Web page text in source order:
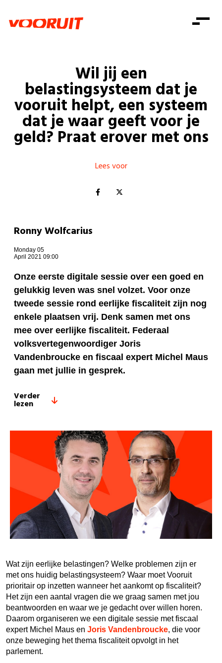
Zorg
Gelijke kansen
Welzijn
Consumentenbescherming
Pensioenen
Onze mensen
Standpunten
Vacatures
Doe mee
Doe mee
Word lid
Mis niets
Shop
Zoeken
Login
Login
Doe mee
Wil jij een
belastingsysteem dat je
vooruit helpt, een systeem
dat je waar geeft voor je
geld? Praat erover met ons
Lees voor
Ronny Wolfcarius
Monday 05
April 2021 09:00
Onze eerste digitale sessie over een goed en
gelukkig leven was snel volzet. Voor onze
tweede sessie rond eerlijke fiscaliteit zijn nog
enkele plaatsen vrij. Denk samen met ons
mee over eerlijke fiscaliteit. Federaal
volksvertegenwoordiger Joris
Vandenbroucke en fiscaal expert Michel Maus
gaan met jullie in gesprek.
Verder
lezen
Wat zijn eerlijke belastingen? Welke problemen zijn er
met ons huidig belastingsysteem? Waar moet Vooruit
prioritair op inzetten wanneer het aankomt op fiscaliteit?
Het zijn een aantal vragen die we graag samen met jou
beantwoorden en waar we je gedacht over willen horen.
Daarom organiseren we een digitale sessie metfiscaal
expert Michel Maus en Joris Vandenbroucke, die voor
onze beweging het thema fiscaliteit opvolgt in het
parlement.